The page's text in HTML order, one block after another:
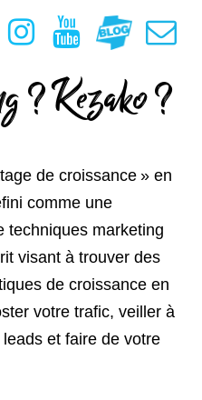
? Kezako ?
de croissance » en
comme une
techniques marketing
visant à trouver des
de croissance en
votre trafic, veiller à
leads et faire de votre